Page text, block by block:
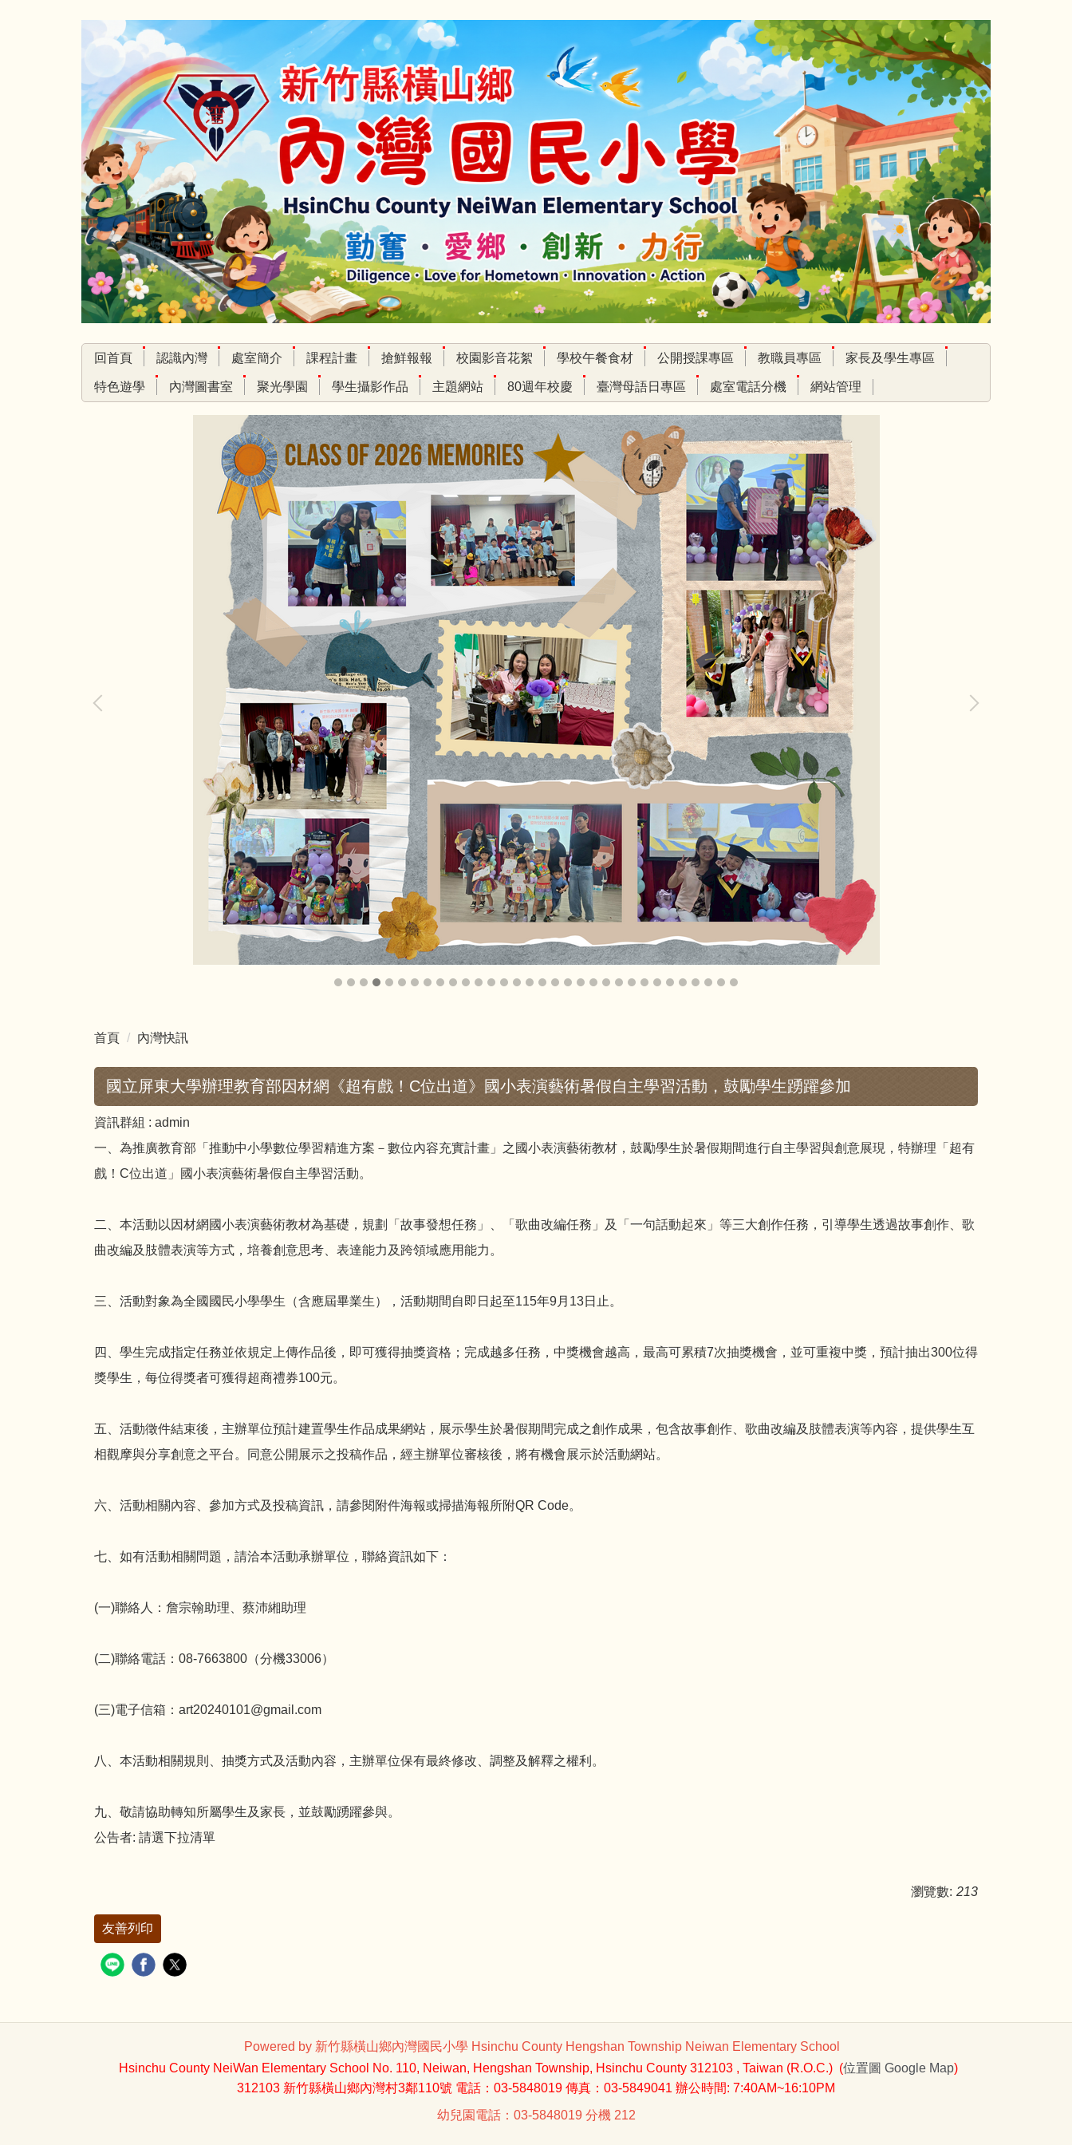
回首頁 認識內灣 處室簡介 課程計畫 搶鮮報報 校園影音花絮 學校午餐食材 公開授課專區 教職員專區 家長及學生專區
特色遊學 內灣圖書室 聚光學園 學生攝影作品 主題網站 80週年校慶 臺灣母語日專區 處室電話分機 網站管理
首頁 內灣快訊
國立屏東大學辦理教育部因材網《超有戲！C位出道》國小表演藝術暑假自主學習活動，鼓勵學生踴躍參加
資訊群組 : admin
一、為推廣教育部「推動中小學數位學習精進方案－數位內容充實計畫」之國小表演藝術教材，鼓勵學生於暑假期間進行自主學習與創意展現，特辦理「超有
戲！C位出道」國小表演藝術暑假自主學習活動。
二、本活動以因材網國小表演藝術教材為基礎，規劃「故事發想任務」、「歌曲改編任務」及「一句話動起來」等三大創作任務，引導學生透過故事創作、歌
曲改編及肢體表演等方式，培養創意思考、表達能力及跨領域應用能力。
三、活動對象為全國國民小學學生（含應屆畢業生），活動期間自即日起至115年9月13日止。
四、學生完成指定任務並依規定上傳作品後，即可獲得抽獎資格；完成越多任務，中獎機會越高，最高可累積7次抽獎機會，並可重複中獎，預計抽出300位得
獎學生，每位得獎者可獲得超商禮券100元。
五、活動徵件結束後，主辦單位預計建置學生作品成果網站，展示學生於暑假期間完成之創作成果，包含故事創作、歌曲改編及肢體表演等內容，提供學生互
相觀摩與分享創意之平台。同意公開展示之投稿作品，經主辦單位審核後，將有機會展示於活動網站。
六、活動相關內容、參加方式及投稿資訊，請參閱附件海報或掃描海報所附QR Code。
七、如有活動相關問題，請洽本活動承辦單位，聯絡資訊如下：
(一)聯絡人：詹宗翰助理、蔡沛緗助理
(二)聯絡電話：08-7663800（分機33006）
(三)電子信箱：art20240101@gmail.com
八、本活動相關規則、抽獎方式及活動內容，主辦單位保有最終修改、調整及解釋之權利。
九、敬請協助轉知所屬學生及家長，並鼓勵踴躍參與。
公告者: 請選下拉清單
瀏覽數: 213
友善列印
Powered by 新竹縣橫山鄉內灣國民小學 Hsinchu County Hengshan Township Neiwan Elementary School
Hsinchu County NeiWan Elementary School No. 110, Neiwan, Hengshan Township, Hsinchu County 312103 , Taiwan (R.O.C.) (位置圖 Google Map)
312103 新竹縣橫山鄉內灣村3鄰110號 電話：03-5848019 傳真：03-5849041 辦公時間: 7:40AM~16:10PM
幼兒園電話：03-5848019 分機 212